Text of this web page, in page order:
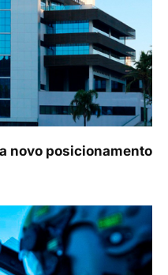
novo posicionamento